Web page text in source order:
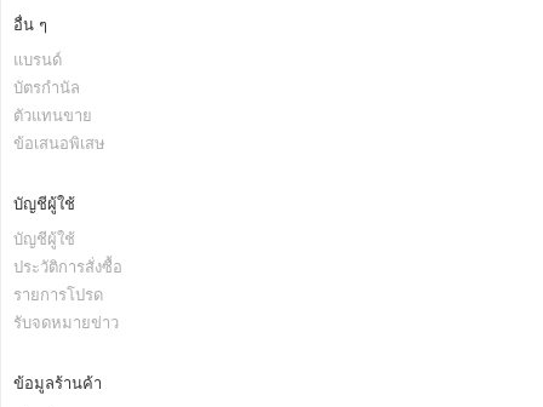
อื่น ๆ
แบรนด์
บัตรกำนัล
ตัวแทนขาย
ข้อเสนอพิเสษ
บัญชีผู้ใช้
บัญชีผู้ใช้
ประวัติการสั่งซื้อ
รายการโปรด
รับจดหมายข่าว
ข้อมูลร้านค้า